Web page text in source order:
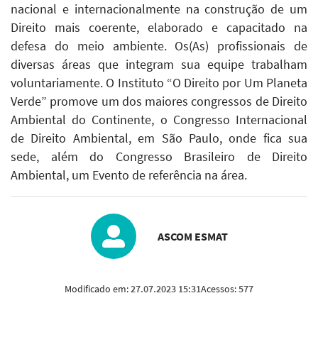
nacional e internacionalmente na construção de um
Direito mais coerente, elaborado e capacitado na
defesa do meio ambiente. Os(As) profissionais de
diversas áreas que integram sua equipe trabalham
voluntariamente. O Instituto “O Direito por Um Planeta
Verde” promove um dos maiores congressos de Direito
Ambiental do Continente, o Congresso Internacional
de Direito Ambiental, em São Paulo, onde fica sua
sede, além do Congresso Brasileiro de Direito
Ambiental, um Evento de referência na área.
ASCOM ESMAT
Modificado em:27.07.2023 15:31Acessos:577